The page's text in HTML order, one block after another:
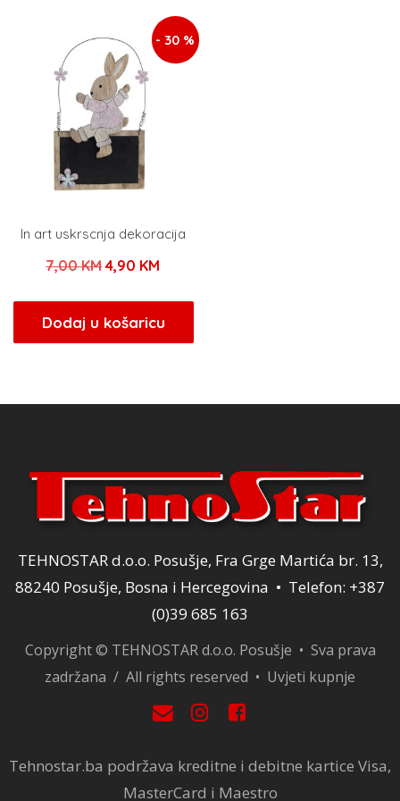
- 30 %
In art uskrscnja dekoracija
7,00KMIzvorna
bila
je:
4,90 KM
je:
4,90 KM.
Dodaj u košaricu
TEHNOSTAR d.o.o. Posušje, Fra Grge Martića br. 13,
88240 Posušje, Bosna i Hercegovina • Telefon: +387
(0)39 685 163
Copyright © TEHNOSTAR d.o.o. Posušje • Sva prava
zadržana / All rights reserved • Uvjeti kupnje
Tehnostar.ba podržava kreditne i debitne kartice Visa,
MasterCard i Maestro